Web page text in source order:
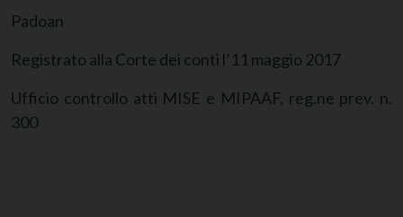
Padoan
Registrato alla Corte dei conti l’11 maggio 2017
Ufficio controllo atti MISE e MIPAAF, reg.ne prev. n.
300